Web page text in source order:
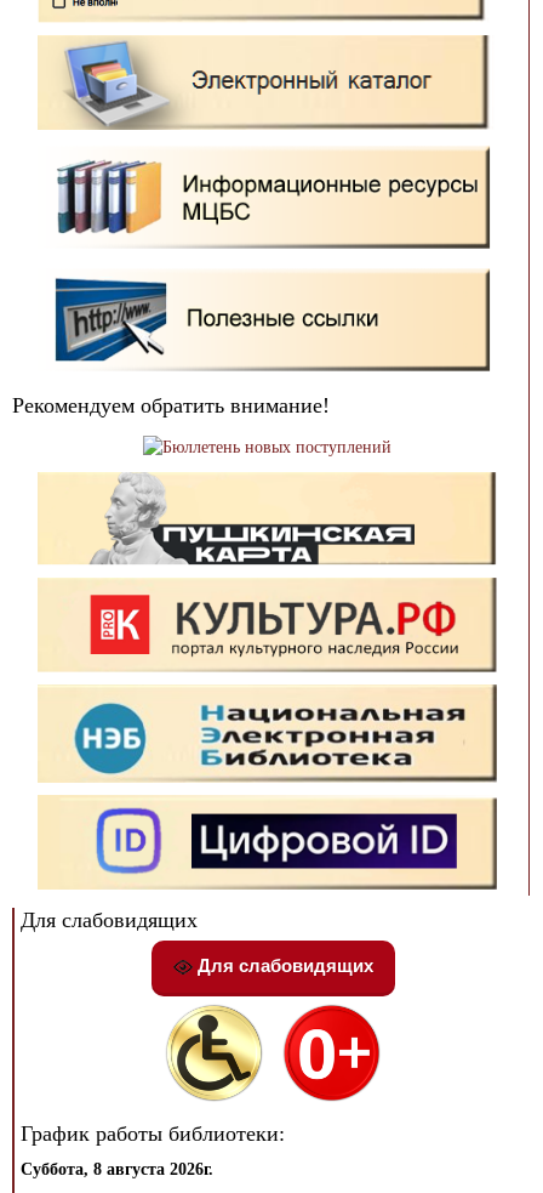
Рекомендуем обратить внимание!
Для слабовидящих
Для слабовидящих
График работы библиотеки:
Суббота, 8 августа 2026г.